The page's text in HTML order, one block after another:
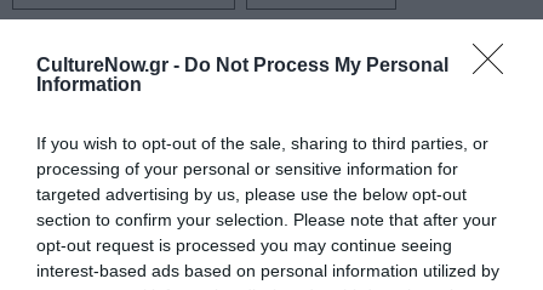
CultureNow.gr - Do Not Process My Personal
Information
If you wish to opt-out of the sale, sharing to third parties, or
processing of your personal or sensitive information for
targeted advertising by us, please use the below opt-out
section to confirm your selection. Please note that after your
opt-out request is processed you may continue seeing
interest-based ads based on personal information utilized by
Newsletter
Ακολουθήστε το Culturenow.gr